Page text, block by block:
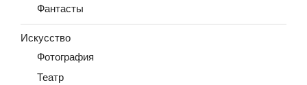
Фантасты
Искусство
Фотография
Театр